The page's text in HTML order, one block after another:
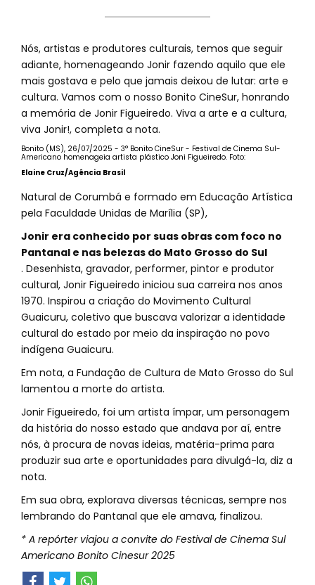
Nós, artistas e produtores culturais, temos que seguir
adiante, homenageando Jonir fazendo aquilo que ele
mais gostava e pelo que jamais deixou de lutar: arte e
cultura. Vamos com o nosso Bonito CineSur, honrando
a memória de Jonir Figueiredo. Viva a arte e a cultura,
viva Jonir!, completa a nota.
Bonito (MS), 26/07/2025 - 3° Bonito CineSur - Festival de Cinema Sul-
Americano homenageia artista plástico Joni Figueiredo. Foto:
Elaine Cruz/Agência Brasil
Natural de Corumbá e formado em Educação Artística
pela Faculdade Unidas de Marília (SP),
Jonir era conhecido por suas obras com foco no
Pantanal e nas belezas do Mato Grosso do Sul
. Desenhista, gravador, performer, pintor e produtor
cultural, Jonir Figueiredo iniciou sua carreira nos anos
1970. Inspirou a criação do Movimento Cultural
Guaicuru, coletivo que buscava valorizar a identidade
cultural do estado por meio da inspiração no povo
indígena Guaicuru.
Em nota, a Fundação de Cultura de Mato Grosso do Sul
lamentou a morte do artista.
Jonir Figueiredo, foi um artista ímpar, um personagem
da história do nosso estado que andava por aí, entre
nós, à procura de novas ideias, matéria-prima para
produzir sua arte e oportunidades para divulgá-la, diz a
nota.
Em sua obra, explorava diversas técnicas, sempre nos
lembrando do Pantanal que ele amava, finalizou.
* A repórter viajou a convite do Festival de Cinema Sul
Americano Bonito Cinesur 2025